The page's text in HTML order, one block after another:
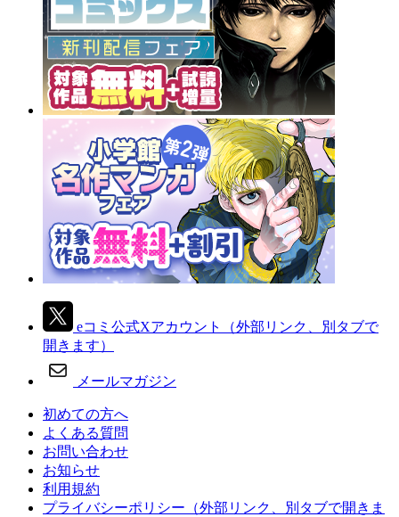
eコミ公式Xアカウント
（外部リンク、別タブで
開きます）
メールマガジン
初めての方へ
よくある質問
お問い合わせ
お知らせ
利用規約
プライバシーポリシー （外部リンク、別タブで開きま